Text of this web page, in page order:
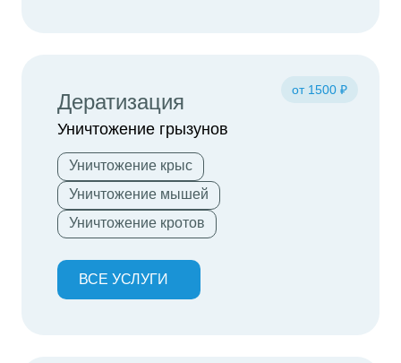
Дератизация
Уничтожение грызунов
от 1500 ₽
Уничтожение крыс
Уничтожение мышей
Уничтожение кротов
ВСЕ УСЛУГИ